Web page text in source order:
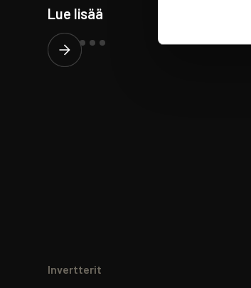
Lue lisää
Invertterit